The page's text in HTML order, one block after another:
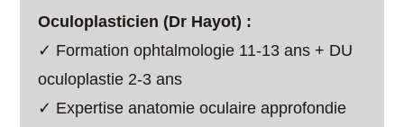
Oculoplasticien (Dr Hayot) :
✓ Formation ophtalmologie 11-13 ans + DU
oculoplastie 2-3 ans
✓ Expertise anatomie oculaire approfondie